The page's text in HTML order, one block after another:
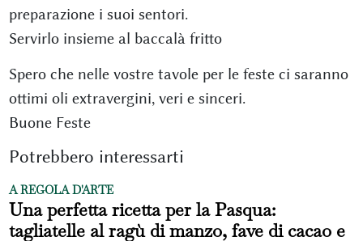
preparazione i suoi sentori.
Servirlo insieme al baccalà fritto
Spero che nelle vostre tavole per le feste ci saranno
ottimi oli extravergini, veri e sinceri.
Buone Feste
Potrebbero interessarti
A REGOLA D'ARTE
Una perfetta ricetta per la Pasqua:
tagliatelle al ragù di manzo, fave di cacao e